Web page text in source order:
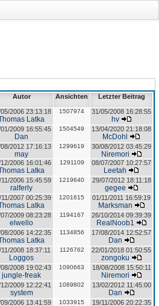
Autor Ansichten Letzter Beitrag
2006 23:13:18
Latka
1507974 31/05/2008 16:28:55
hv
01/2009 16:55:45
Dan
1504549 13/04/2020 21:18:08
McDohl
2012 17:16:13
may
1299619 30/08/2012 03:45:29
Niremori
12/2006 16:01:46
Latka
1291109 08/07/2007 10:27:57
Leetah
11/2006 15:45:59
ralferly
1219640 29/07/2012 18:11:18
gegee
11/2007 00:25:39
Latka
1201615 01/11/2011 16:59:19
Marksman
2009 08:23:28
elwello
1194167 26/10/2014 09:39:39
RealNoob1
08/2006 14:22:35
Latka
1134856 17/08/2014 12:52:57
Dan
2008 18:37:11
Loggos
1126762 22/01/2018 01:50:55
zongoku
08/2008 19:02:43
jungle-freak
1090663 18/08/2008 15:50:11
Niremori
2009 12:22:41
system
1089802 13/02/2012 11:45:00
Dan
09/2006 13:41:59 1033915 19/11/2006 20:22:35